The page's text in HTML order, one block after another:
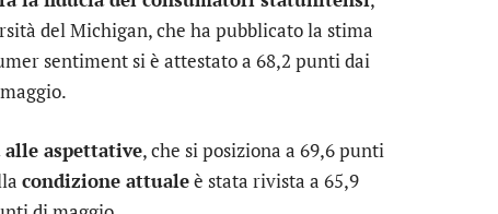
del Michigan, che ha pubblicato la stima
sentiment si è attestato a 68,2 punti dai
aspettative, che si posiziona a 69,6 punti
condizione attualeè stata rivista a 65,9